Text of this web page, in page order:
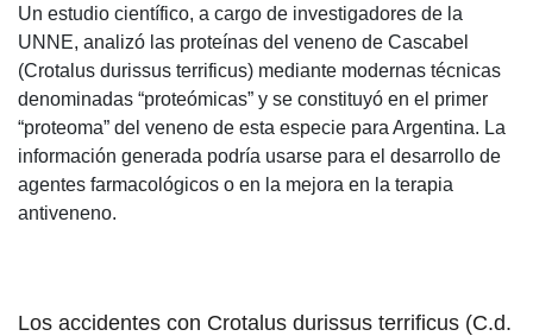
Un estudio científico, a cargo de investigadores de la
UNNE, analizó las proteínas del veneno de Cascabel
(Crotalus durissus terrificus) mediante modernas técnicas
denominadas “proteómicas” y se constituyó en el primer
“proteoma” del veneno de esta especie para Argentina. La
información generada podría usarse para el desarrollo de
agentes farmacológicos o en la mejora en la terapia
antiveneno.
Los accidentes con Crotalus durissus terrificus (C.d.